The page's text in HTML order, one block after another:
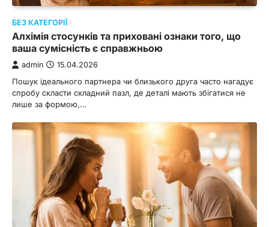
БЕЗ КАТЕГОРІЇ
Алхімія стосунків та приховані ознаки того, що
ваша сумісність є справжньою
admin 15.04.2026
Пошук ідеального партнера чи близького друга часто нагадує
спробу скласти складний пазл, де деталі мають збігатися не
лише за формою,…